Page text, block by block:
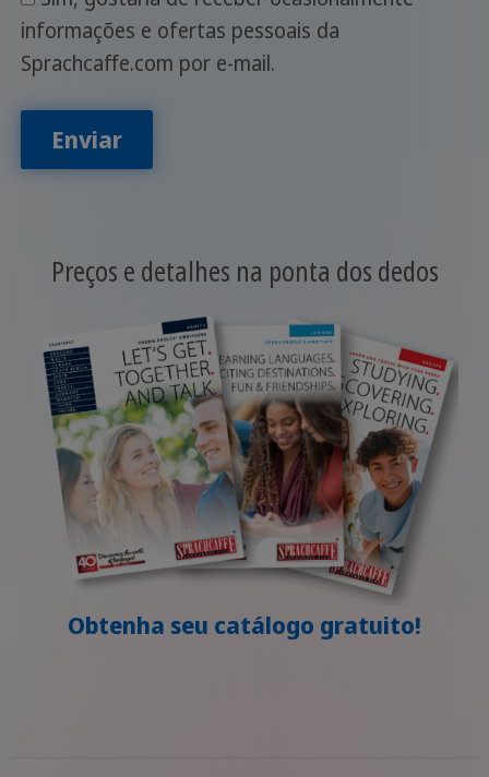
informações e ofertas pessoais da
Sprachcaffe.com por e-mail.
Enviar
Preços e detalhes na ponta dos dedos
Obtenha seu catálogo gratuito!